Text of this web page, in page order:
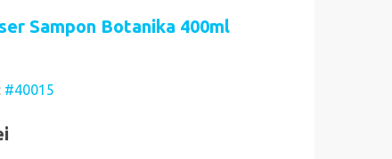
Sampon Botanika 400ml
#40015